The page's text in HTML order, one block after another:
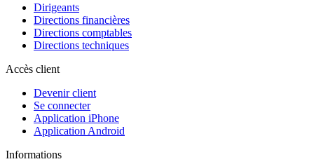
Dirigeants
Directions financières
Directions comptables
Directions techniques
Accès client
Devenir client
Se connecter
Application iPhone
Application Android
Informations